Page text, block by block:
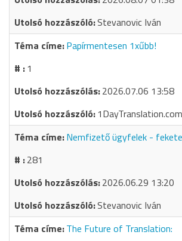
Stevanovic Iván
Papírmentesen 1xűbb!
1
2026.07.06 13:58
1DayTranslation.com
Nemfizető ügyfelek -
281
2026.06.29 13:20
Stevanovic Iván
The Future of Translation: